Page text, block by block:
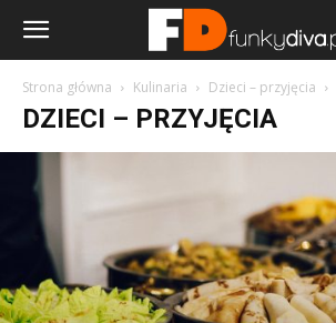
Strona główna Kulinaria Dzieci – przyjęcia
DZIECI – PRZYJĘCIA